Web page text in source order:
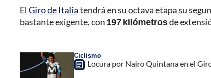
El Giro de Italiatendrá en su octava etapa su
bastante exigente, con 197 kilómetrosde
Ciclismo
Locura por Nairo Quintana en el